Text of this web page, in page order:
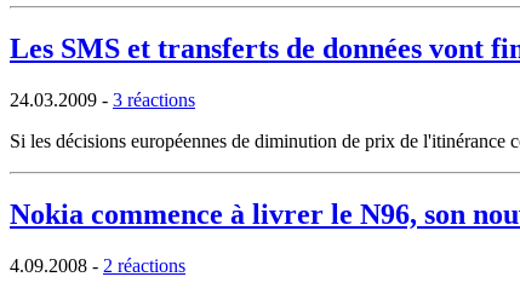
Les SMS et transferts de données vont
24.03.2009 - 3 réactions
Si les décisions européennes de diminution de prix de
Nokia commence à livrer le N96, son
4.09.2008 - 2 réactions